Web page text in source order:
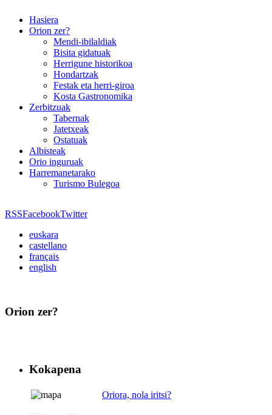
Hasiera
Orion zer?
Mendi-ibilaldiak
Bisita gidatuak
Herrigune historikoa
Hondartzak
Festak eta herri-giroa
Kosta Gastronomika
Zerbitzuak
Tabernak
Jatetxeak
Ostatuak
Albisteak
Orio inguruak
Harremanetarako
Turismo Bulegoa
RSSFacebookTwitter
euskara
castellano
français
english
Orion zer?
Kokapena
Oriora, nola iritsi?